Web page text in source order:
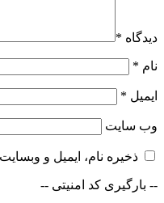
دیدگاه *
نام *
ایمیل *
وب‌ سایت
ذخیره نام، ایمیل و
-- بارگیری کد امنیتی --